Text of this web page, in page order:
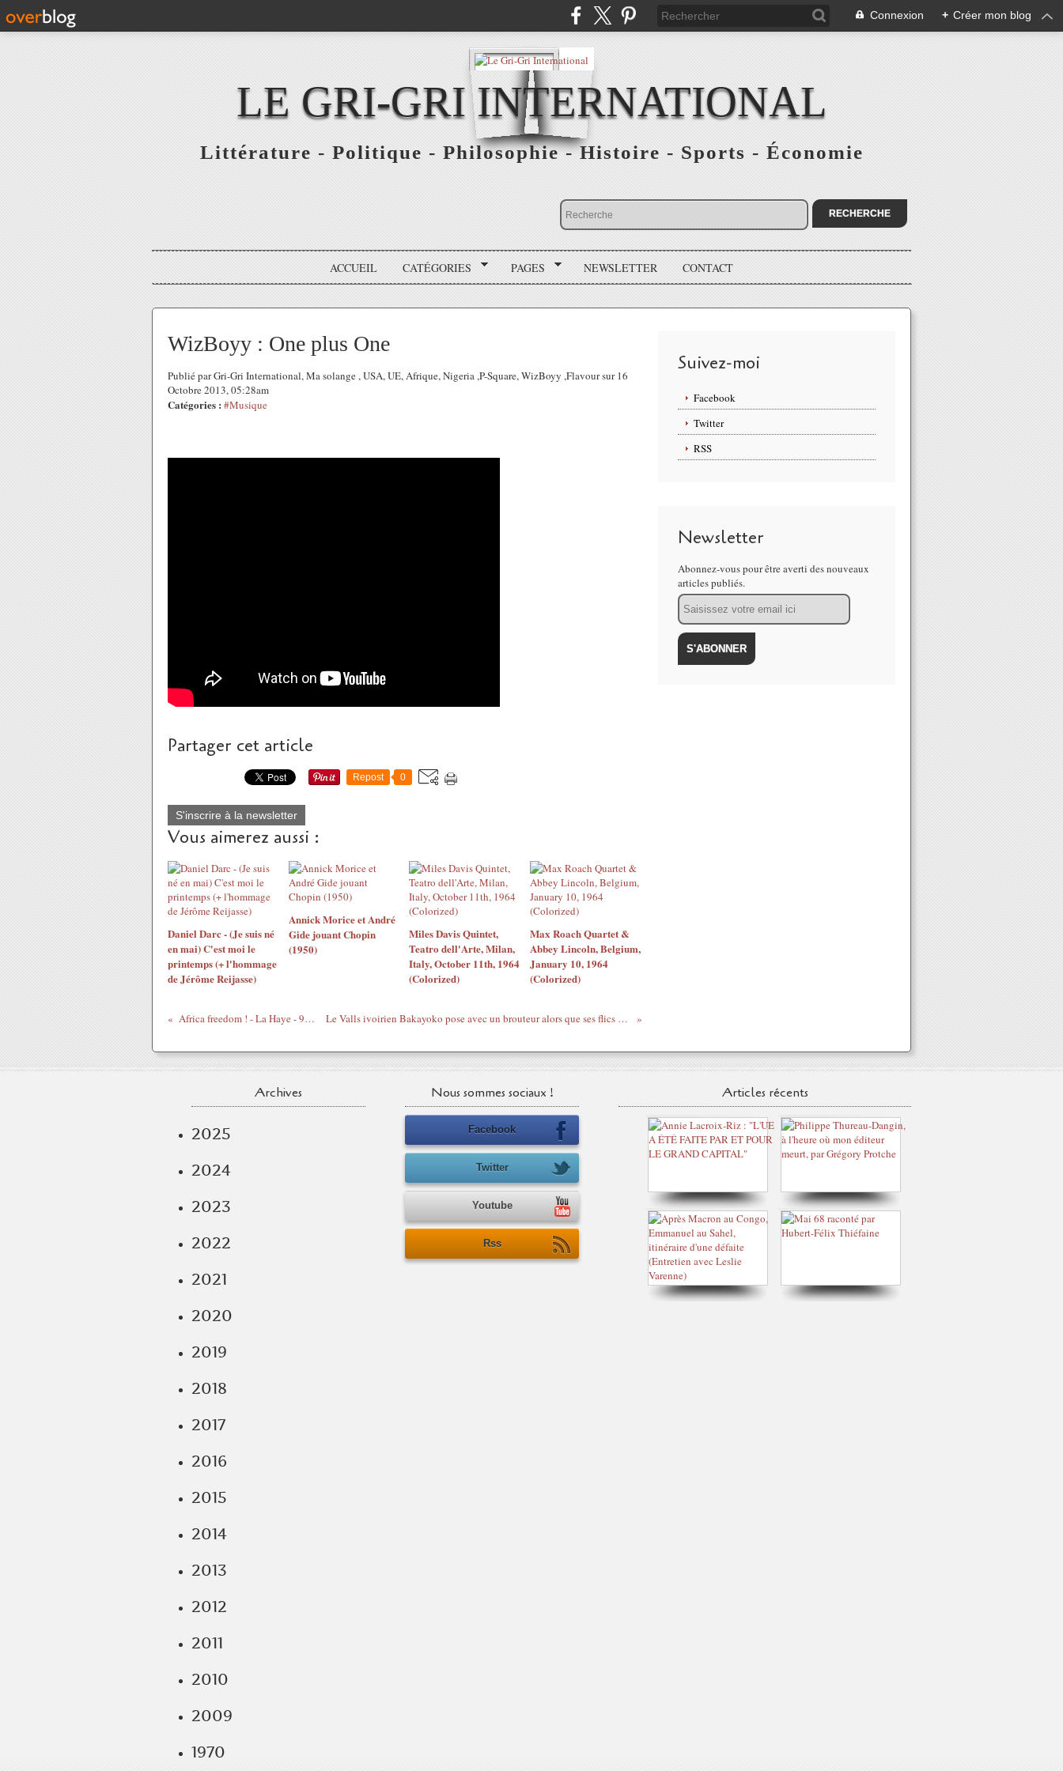
Connexion + Créer mon blog
LE GRI-GRI INTERNATIONAL
Littérature - Politique - Philosophie - Histoire - Sports - Économie
ACCUEIL CATÉGORIES PAGES NEWSLETTER CONTACT
WizBoyy : One plus One
Publié par Gri-Gri International, Ma solange , USA, UE, Afrique, Nigeria ,P-Square, WizBoyy ,Flavour sur 16
Octobre 2013, 05:28am
Catégories : #Musique
Partager cet article
Repost 0
S'inscrire à la newsletter
Vous aimerez aussi :
Daniel Darc - (Je suis né
en mai) C'est moi le
printemps (+ l'hommage
de Jérôme Reijasse)
Annick Morice et André
Gide jouant Chopin
(1950)
Miles Davis Quintet,
Teatro dell'Arte, Milan,
Italy, October 11th, 1964
(Colorized)
Max Roach Quartet &
Abbey Lincoln, Belgium,
January 10, 1964
(Colorized)
Africa freedom ! - La Haye - 9 octobre 2013 Le Valls ivoirien Bakayoko pose avec un brouteur alors que ses flics n'ont pas assez de menottes
Suivez-moi
Facebook
Twitter
RSS
Newsletter
Abonnez-vous pour être averti des nouveaux
articles publiés.
Email
Archives
2025
2024
2023
2022
2021
2020
2019
2018
2017
2016
2015
2014
2013
2012
2011
2010
2009
1970
Nous sommes sociaux !
Facebook
Twitter
Youtube
Rss
Articles récents